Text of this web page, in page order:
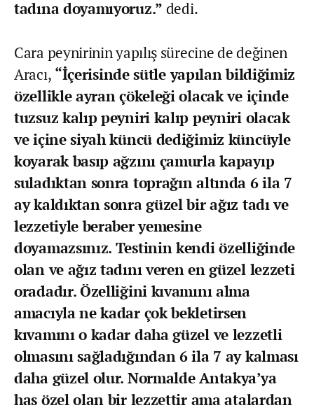
tadına doyamıyoruz.” dedi.
Cara peynirinin yapılış sürecine de değinen
Aracı, “İçerisinde sütle yapılan bildiğimiz
özellikle ayran çökeleği olacak ve içinde
tuzsuz kalıp peyniri kalıp peyniri olacak
ve içine siyah küncü dediğimiz küncüyle
koyarak basıp ağzını çamurla kapayıp
suladıktan sonra toprağın altında 6 ila 7
ay kaldıktan sonra güzel bir ağız tadı ve
lezzetiyle beraber yemesine
doyamazsınız. Testinin kendi özelliğinde
olan ve ağız tadını veren en güzel lezzeti
oradadır. Özelliğini kıvamını alma
amacıyla ne kadar çok bekletirsen
kıvamını o kadar daha güzel ve lezzetli
olmasını sağladığından 6 ila 7 ay kalması
daha güzel olur. Normalde Antakya’ya
has özel olan bir lezzettir ama atalardan